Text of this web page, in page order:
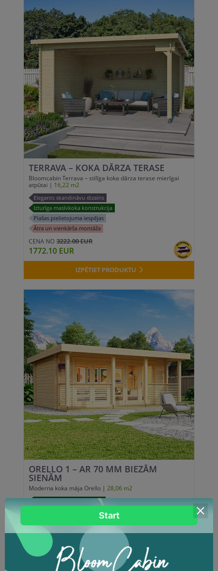
TERRAVA – KOKA DĀRZA TERASE
Bloomcabin Terrava – stilīga koka dārza terase mierīgai
atpūtai | 16,22 m2
Elegants skandināvu dizains
Izturīga masīvkoka konstrukcija
Plašas pielietojuma iespējas
Ātra un vienkārša montāža
CENA NO 3222.00 EUR
1772.10 EUR
IZPĒTIET PRODUKTU
ORELLO 1 – AR 70 MM BIEZĀM
SIENĀM
Moderna koka māja Orello | 28,06 m2
Panorāmas skats un gaisma
Ilgmūžīga Skandināvu kvalitāte
Dizains ar raksturu
CENA NO 20899.00 EUR
11494.45 EUR